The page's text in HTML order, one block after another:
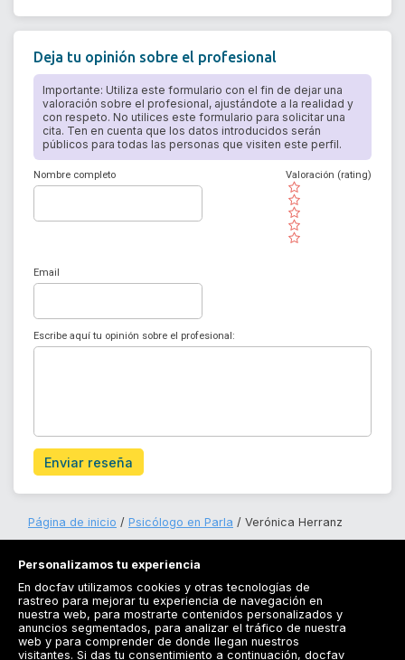
Deja tu opinión sobre el profesional
Importante: Utiliza este formulario con el fin de dejar una
valoración sobre el profesional, ajustándote a la realidad y
con respeto. No utilices este formulario para solicitar una
cita. Ten en cuenta que los datos introducidos serán
públicos para todas las personas que visiten este perfil.
Nombre completo
( )
( )
( )
( )
( )
Valoración (rating)
Email
Escribe aquí tu opinión sobre el profesional:
Enviar reseña
Página de inicio Psicólogo en Parla Verónica Herranz
Registrarse
Personalizamos tu experiencia
En docfav utilizamos cookies y otras tecnologías de
rastreo para mejorar tu experiencia de navegación en
nuestra web, para mostrarte contenidos personalizados y
anuncios segmentados, para analizar el tráfico de nuestra
web y para comprender de donde llegan nuestros
visitantes. Si das tu consentimiento a continuación, docfav